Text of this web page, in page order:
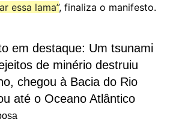
essa lama”, finaliza o manifesto.
em destaque: Um tsunami
de minério destruiu
chegou à Bacia do Rio
até o Oceano Atlântico